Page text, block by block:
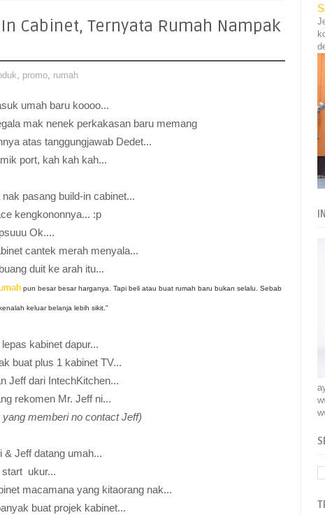
Cabinet, Ternyata Rumah Nampak
, promo, rumah
umah baru koooo...
mak nenek perkakasan baru memang
atas tanggungjawab Dedet...
port, kah kah kah...
pasang build-in cabinet...
kengkononnya... :p
Ok....
cantek merah menyala...
duit ke arah itu...
pun besar besar harganya. Tapi beli atau buat rumah baru bukan selalu. Sebab
keluar belanja lebih sikit."
kabinet dapur...
buat plus 1 kabinet TV...
Jeff dari IntechKitchen...
rekomen Mr. Jeff ni...
memberi no contact Jeff)
& Jeff datang umah...
start ukur...
macamana yang kitaorang nak...
buat projek kabinet...